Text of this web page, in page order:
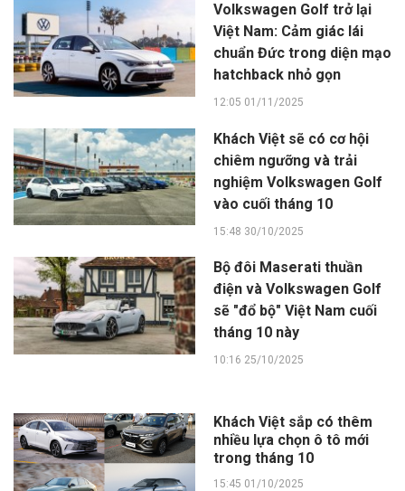
Volkswagen Golf trở lại
Việt Nam: Cảm giác lái
chuẩn Đức trong diện mạo
hatchback nhỏ gọn
12:05 01/11/2025
Khách Việt sẽ có cơ hội
chiêm ngưỡng và trải
nghiệm Volkswagen Golf
vào cuối tháng 10
15:48 30/10/2025
Bộ đôi Maserati thuần
điện và Volkswagen Golf
sẽ "đổ bộ" Việt Nam cuối
tháng 10 này
10:16 25/10/2025
Khách Việt sắp có thêm
nhiều lựa chọn ô tô mới
trong tháng 10
15:45 01/10/2025